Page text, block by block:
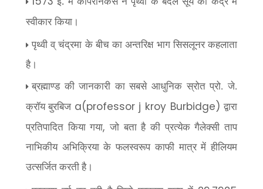
स्वीकार किया।
पृथ्वी व् चंद्रमा के बीच का अन्तरिक्ष भाग सिसलूनर कहलाता
है।
ब्रह्माण्ड की जानकारी का सबसे आधुनिक स्रोत प्रो. जे.
क्रॉय बुरबिज a(professor j kroy Burbidge)द्वारा
प्रतिपादित किया गया, जो बता है की प्रत्येक गैलेक्सी ताप
नाभिकीय अभिक्रिया के फलस्वरूप काफी मात्र में हीलियम
उत्सर्जित करती है।